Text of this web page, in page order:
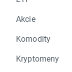
Akcie
Komodity
Kryptomeny